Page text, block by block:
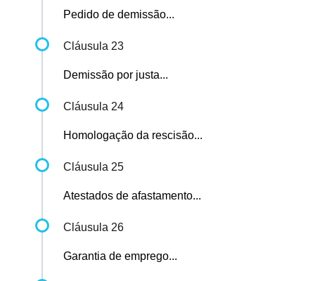
Pedido de demissão...
Cláusula 23
Demissão por justa...
Cláusula 24
Homologação da rescisão...
Cláusula 25
Atestados de afastamento...
Cláusula 26
Garantia de emprego...